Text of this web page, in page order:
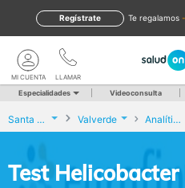
te regalamos
Regístrate
LLAMAR
MI CUENTA
Especialidades Videoconsulta
Santa Cruz de Tenerife Valverde Analíticas y Genética
Test